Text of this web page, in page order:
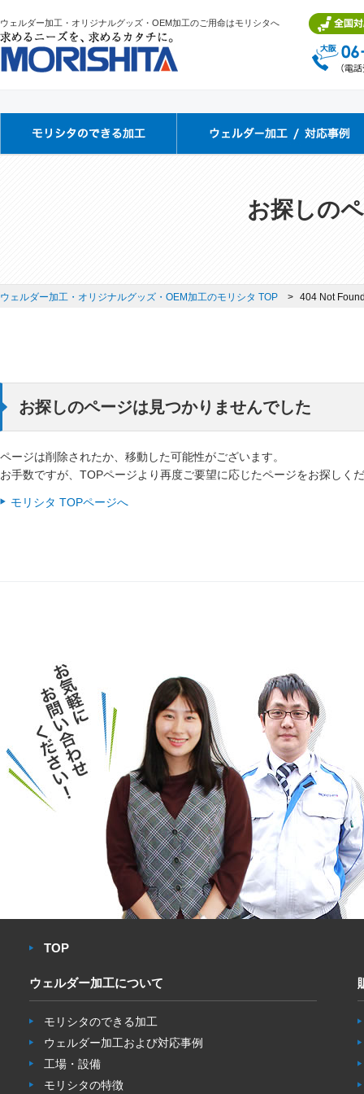
ウェルダー加工・オリジナルグッズ・OEM加工のご用命はモリシタへ
お探しの
ウェルダー加工・オリジナルグッズ・OEM加工のモリシタ TOP 404 Not
お探しのページは見つかりませんでした
ページは削除されたか、移動した可能性がございます。
お手数ですが、TOPページより再度ご要望に応じたページをお探しく
モリシタ TOPページへ
TOP
ウェルダー加工について
モリシタのできる加工
ウェルダー加工および対応事例
工場・設備
モリシタの特徴